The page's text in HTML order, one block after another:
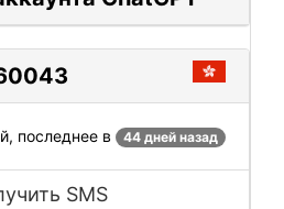
последнее в 44 дней назад
SMS